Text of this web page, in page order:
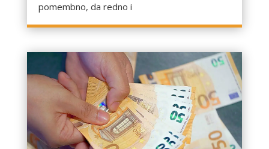
pomembno, da redno i